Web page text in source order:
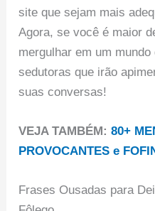
site que sejam mais
Agora, se você é maior
mergulhar em um
sedutoras que irão
suas conversas!
VEJA TAMBÉM:80+
PROVOCANTES e
Frases Ousadas para